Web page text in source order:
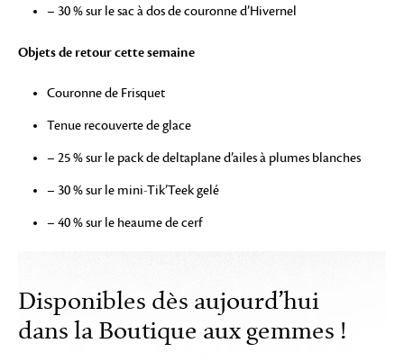
– 30 % sur le sac à dos de couronne d’Hivernel
Objets de retour cette semaine
Couronne de Frisquet
Tenue recouverte de glace
– 25 % sur le pack de deltaplane d’ailes à plumes blanches
– 30 % sur le mini-Tik’Teek gelé
– 40 % sur le heaume de cerf
Disponibles dès aujourd’hui
dans la Boutique aux gemmes !